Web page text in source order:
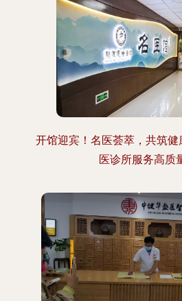
开馆迎宾！名医荟萃，共筑
医诊所服务高质